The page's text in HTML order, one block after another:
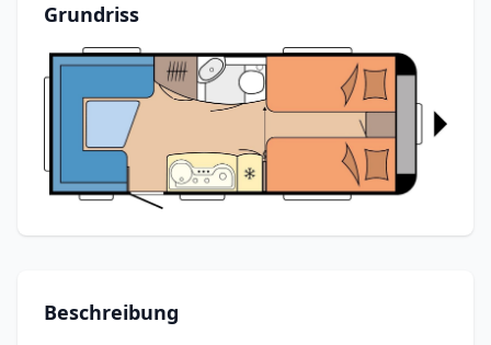
Grundriss
Beschreibung